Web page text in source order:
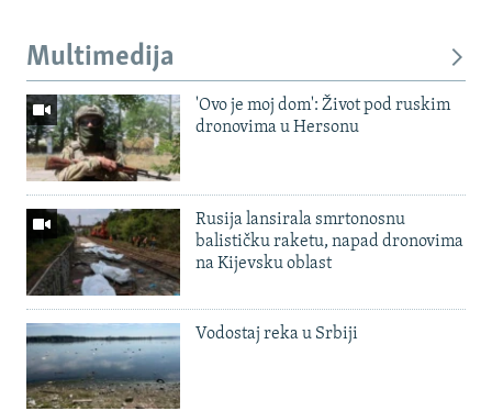
Multimedija
'Ovo je moj dom': Život pod ruskim
dronovima u Hersonu
Rusija lansirala smrtonosnu
balističku raketu, napad dronovima
na Kijevsku oblast
Vodostaj reka u Srbiji